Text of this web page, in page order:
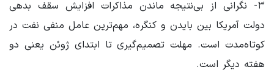
۳- نگرانی از بی‌نتیجه ماندن مذاکرات افزایش سقف بدهی
دولت آمریکا بین بایدن و کنگره، مهم‌ترین عامل منفی نفت در
کوتاه‌مدت است. مهلت تصمیم‌گیری تا ابتدای ژوئن یعنی دو
هفته دیگر است.